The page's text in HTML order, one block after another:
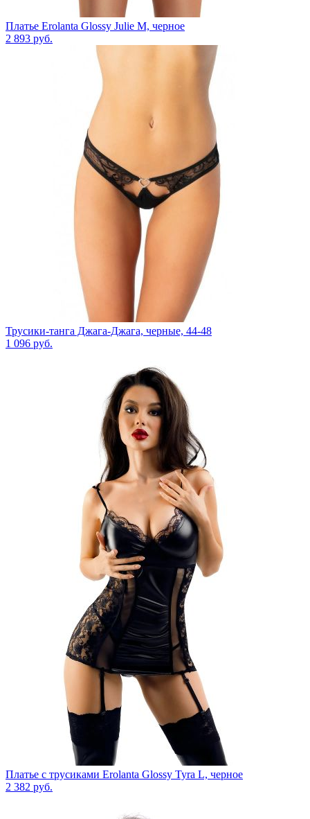
Платье Erolanta Glossy Julie M, черное
2 893 руб.
Трусики-танга Джага-Джага, черные, 44-48
1 096 руб.
Платье с трусиками Erolanta Glossy Tyra L, черное
2 382 руб.